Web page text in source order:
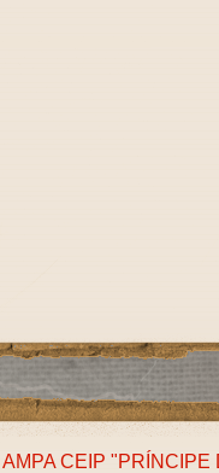
AMPA CEIP "PRÍNCIPE